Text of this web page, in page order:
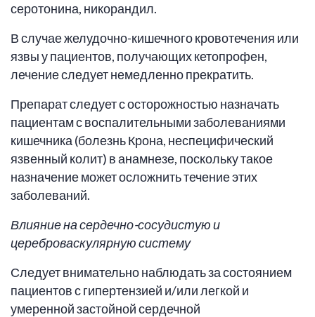
серотонина, никорандил.
В случае желудочно-кишечного кровотечения или
язвы у пациентов, получающих кетопрофен,
лечение следует немедленно прекратить.
Препарат следует с осторожностью назначать
пациентам с воспалительными заболеваниями
кишечника (болезнь Крона, неспецифический
язвенный колит) в анамнезе, поскольку такое
назначение может осложнить течение этих
заболеваний.
Влияние на сердечно-сосудистую и
цереброваскулярную систему
Следует внимательно наблюдать за состоянием
пациентов с гипертензией и/или легкой и
умеренной застойной сердечной